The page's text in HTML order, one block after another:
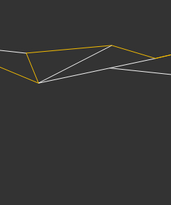
ROBOTIK ZERSPANUNG